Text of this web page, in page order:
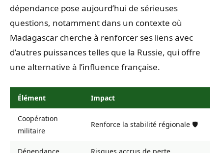
dépendance pose aujourd’hui de sérieuses
questions, notamment dans un contexte où
Madagascar cherche à renforcer ses liens avec
d’autres puissances telles que la Russie, qui offre
une alternative à l’influence française.
Élément Impact
Coopération
militaire
Renforce la stabilité régionale 🛡️
Dépendance
Risques accrus de perte